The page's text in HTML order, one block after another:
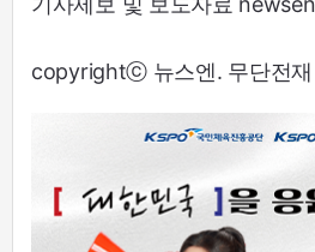
copyrightⓒ 뉴스엔. 무단전재